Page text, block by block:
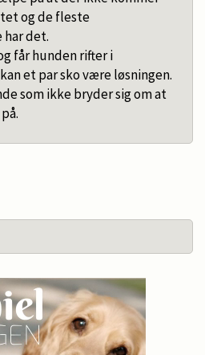
og de fleste
det.
får hunden rifter i
et par sko være løsningen.
som ikke bryder sig om at